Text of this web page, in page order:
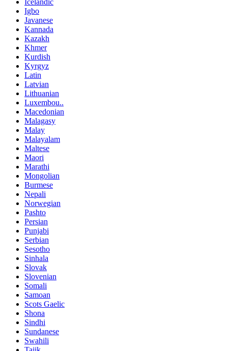
Icelandic
Igbo
Javanese
Kannada
Kazakh
Khmer
Kurdish
Kyrgyz
Latin
Latvian
Lithuanian
Luxembou..
Macedonian
Malagasy
Malay
Malayalam
Maltese
Maori
Marathi
Mongolian
Burmese
Nepali
Norwegian
Pashto
Persian
Punjabi
Serbian
Sesotho
Sinhala
Slovak
Slovenian
Somali
Samoan
Scots Gaelic
Shona
Sindhi
Sundanese
Swahili